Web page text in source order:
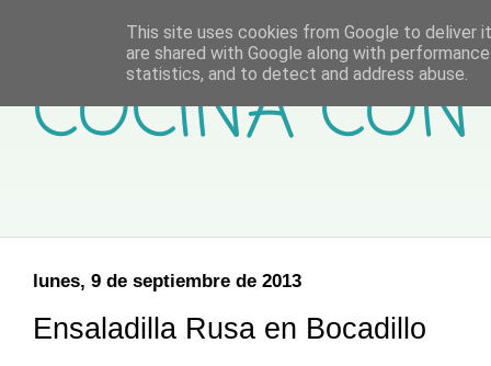
COCINA
lunes, 9 de septiembre de 2013
Ensaladilla Rusa en Bocadillo
This site uses cookies from Google to deliver
are shared with Google along with
statistics, and to detect and address abuse.